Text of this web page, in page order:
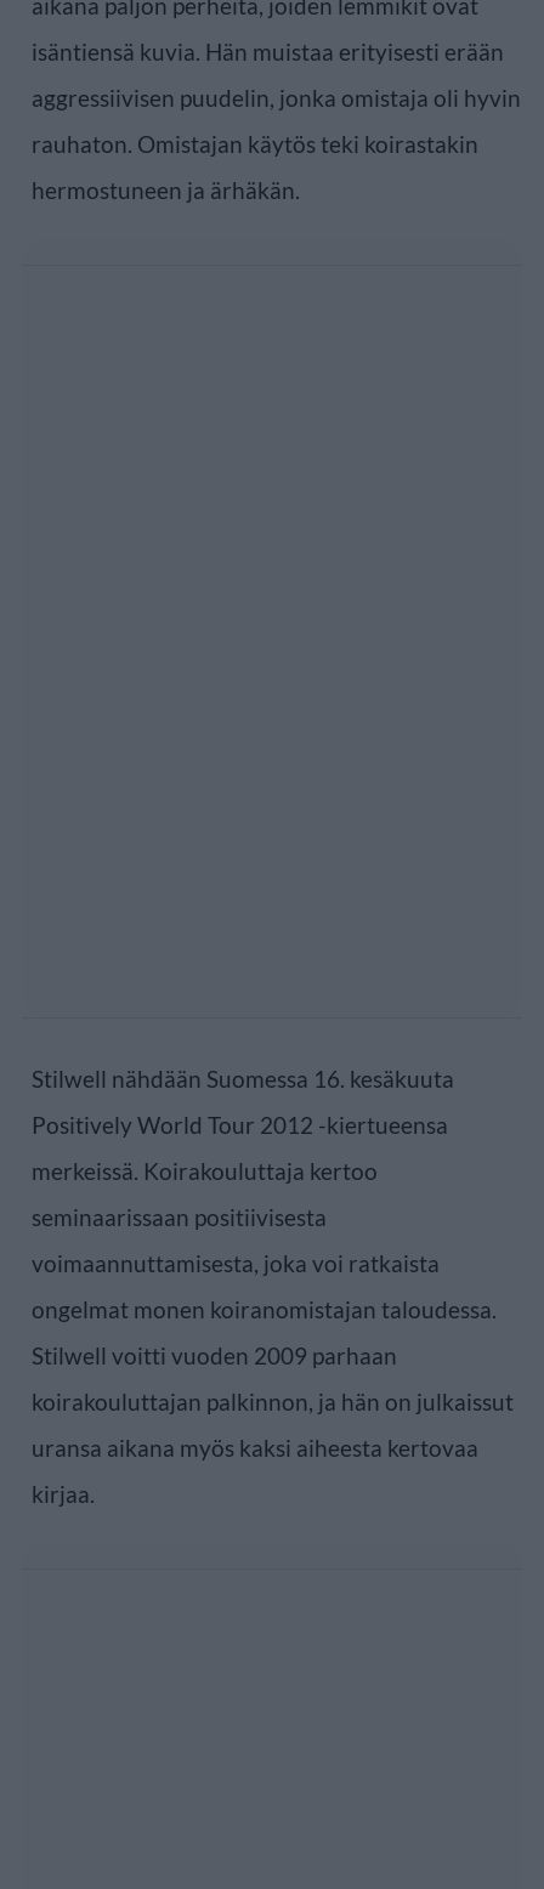
isäntiensä kuvia. Hän muistaa erityisesti erään
aggressiivisen puudelin, jonka omistaja oli hyvin
rauhaton. Omistajan käytös teki koirastakin
hermostuneen ja ärhäkän.
Stilwell nähdään Suomessa 16. kesäkuuta
Positively World Tour 2012 -kiertueensa
merkeissä. Koirakouluttaja kertoo
seminaarissaan positiivisesta
voimaannuttamisesta, joka voi ratkaista
ongelmat monen koiranomistajan taloudessa.
Stilwell voitti vuoden 2009 parhaan
koirakouluttajan palkinnon, ja hän on julkaissut
uransa aikana myös kaksi aiheesta kertovaa
kirjaa.